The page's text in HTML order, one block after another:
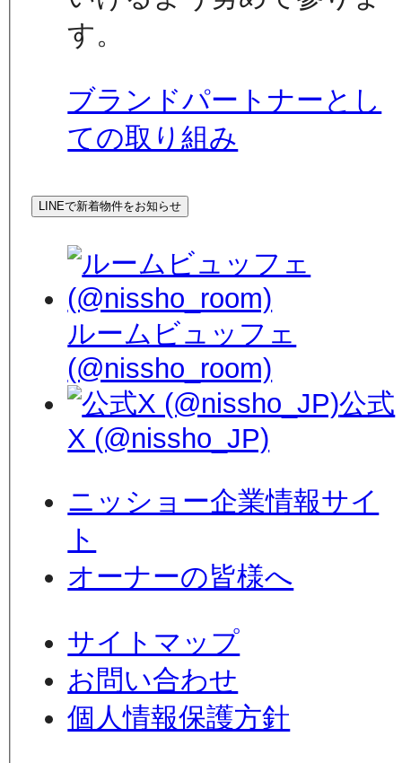
す。
ブランドパートナーとし
ての取り組み
LINEで新着物件をお知らせ
ルームビュッフェ
(@nissho_room)
公式
X (@nissho_JP)
ニッショー企業情報サイ
ト
オーナーの皆様へ
サイトマップ
お問い合わせ
個人情報保護方針